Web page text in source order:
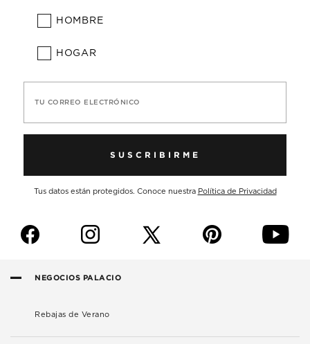
HOMBRE
HOGAR
TU CORREO ELECTRÓNICO
SUSCRIBIRME
Tus datos están protegidos. Conoce nuestra Política de Privacidad
f i p y
NEGOCIOS PALACIO
Rebajas de Verano